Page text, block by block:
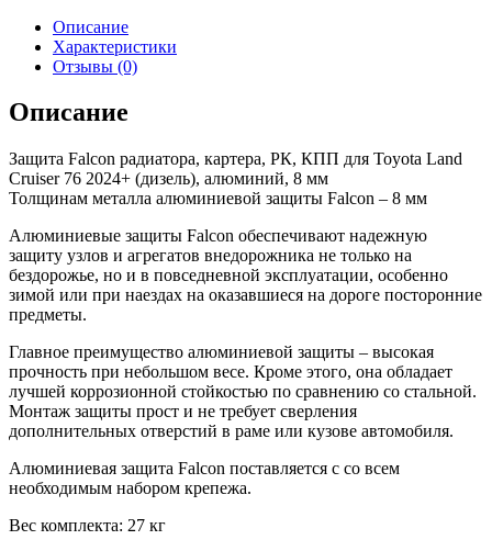
Описание
Характеристики
Отзывы (0)
Описание
Защита Falcon радиатора, картера, РК, КПП для Toyota Land
Cruiser 76 2024+ (дизель), алюминий, 8 мм
Толщинам металла алюминиевой защиты Falcon – 8 мм
Алюминиевые защиты Falcon обеспечивают надежную
защиту узлов и агрегатов внедорожника не только на
бездорожье, но и в повседневной эксплуатации, особенно
зимой или при наездах на оказавшиеся на дороге посторонние
предметы.
Главное преимущество алюминиевой защиты – высокая
прочность при небольшом весе. Кроме этого, она обладает
лучшей коррозионной стойкостью по сравнению со стальной.
Монтаж защиты прост и не требует сверления
дополнительных отверстий в раме или кузове автомобиля.
Алюминиевая защита Falcon поставляется с со всем
необходимым набором крепежа.
Вес комплекта: 27 кг